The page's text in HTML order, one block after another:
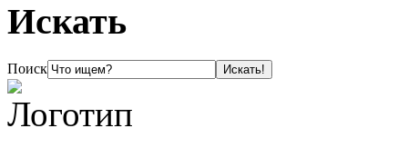
Искать
Поиск